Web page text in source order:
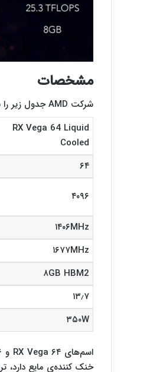
مشخصات
شرکت AMD جدول زیر را برای مشخصات سه کارت گرافیک جدید خود ارایه داده است.
RX Vega 64 Liquid
Cooled
۶۴
۴۰۹۶
۱۴۰۶MHz
۱۶۷۷MHz
۸GB HBM2
۱۳٫۷
۳۵۰W